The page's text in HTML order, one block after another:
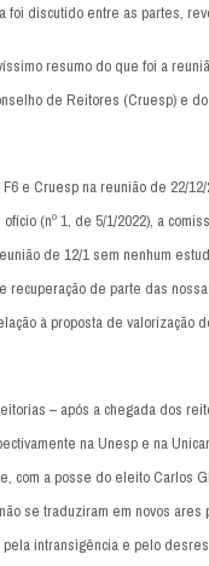
foi discutido entre as partes,
resumo do que foi a
de Reitores (Cruesp) e
e Cruesp na reunião de 22/
(nº 1, de 5/1/2022), a
de 12/1 sem nenhum
recuperação de parte das
à proposta de valorização
– após a chegada dos
na Unesp e na
com a posse do eleito Carlos
se traduziram em novos ares
intransigência e pelo